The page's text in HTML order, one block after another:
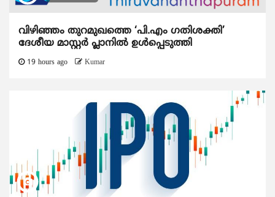
വിഴിഞ്ഞം തുറമുഖത്തെ ‘പി.എം ഗതിശക്തി’
ദേശീയ മാസ്റ്റർ പ്ലാനിൽ ഉൾപ്പെടുത്തി
19 hours ago Kumar